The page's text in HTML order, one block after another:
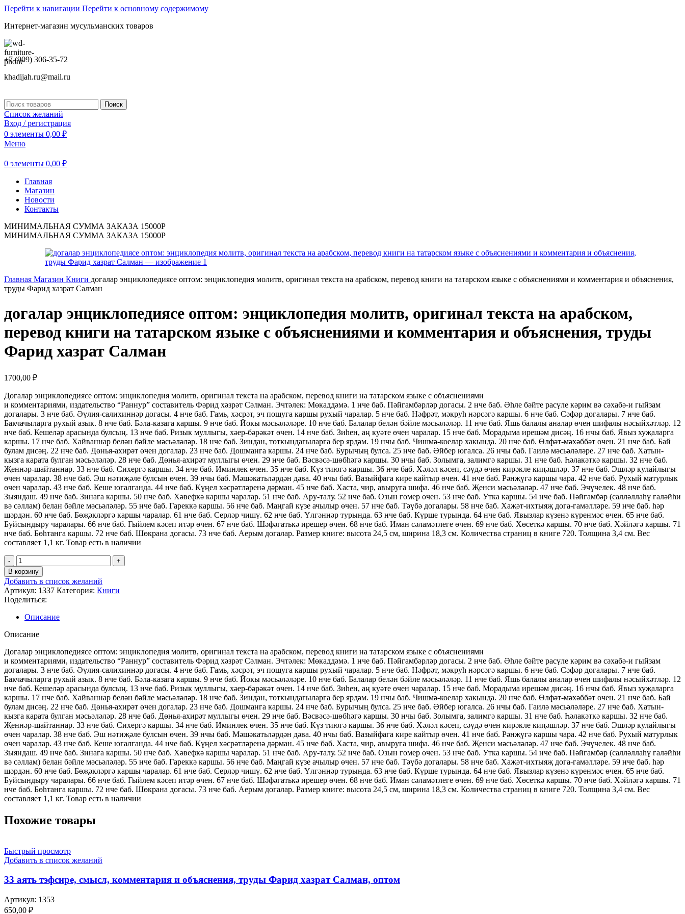
Перейти к навигации Перейти к основному содержимому
Интернет-магазин мусульманских товаров
+7 (909) 306-35-72
khadijah.ru@mail.ru
Поиск
Список желаний
Вход / регистрация
0 элементы 0,00 ₽
Меню
0 элементы 0,00 ₽
Главная
Магазин
Новости
Контакты
МИНИМАЛЬНАЯ СУММА ЗАКАЗА 15000Р
МИНИМАЛЬНАЯ СУММА ЗАКАЗА 15000Р
Главная Магазин Книги догалар энциклопедиясе оптом: энциклопедия молитв, оригинал текста на арабском, перевод книги на татарском языке с объяснениями и комментария и объяснения,
труды Фарид хазрат Салман
догалар энциклопедиясе оптом: энциклопедия молитв, оригинал текста на арабском,
перевод книги на татарском языке с объяснениями и комментария и объяснения, труды
Фарид хазрат Салман
1700,00 ₽
Догалар энциклопедиясе оптом: энциклопедия молитв, оригинал текста на арабском, перевод книги на татарском языке с объяснениями
и комментариями, издательство “Раннур” составитель Фәрид хәзрәт Сәлман. Эчтәлек: Мөкаддәмә. 1 нче баб. Пәйгамбәрләр догасы. 2 нче баб. Әһле бәйте расүле кәрим вә сәхабә-и гыйзам
догалары. 3 нче баб. Әүлия-салихиннәр догасы. 4 нче баб. Гамь, хәсрәт, эч пошуга каршы рухый чаралар. 5 нче баб. Нәфрәт, мәкруһ нәрсәгә каршы. 6 нче баб. Сәфәр догалары. 7 нче баб.
Бакчачыларга рухый азык. 8 нче баб. Бәла-казага каршы. 9 нче баб. Йокы мәсьәләләре. 10 нче баб. Балалар белән бәйле мәсьәләләр. 11 нче баб. Яшь балалы аналар өчен шифалы нәсыйхәтләр. 12
нче баб. Кешеләр арасында булсың. 13 нче баб. Ризык муллыгы, хәер-бәрәкәт өчен. 14 нче баб. Зиһен, аң куәте өчен чаралар. 15 нче баб. Морадыма ирешәм дисәң. 16 нчы баб. Явыз хуҗаларга
каршы. 17 нче баб. Хайваннар белән бәйле мәсьәләләр. 18 нче баб. Зиндан, тоткындагыларга бер ярдәм. 19 нчы баб. Чишмә-коелар хакында. 20 нче баб. Өлфәт-мәхәббәт өчен. 21 нче баб. Бай
булам дисәң. 22 нче баб. Дөнья-ахирәт өчен догалар. 23 нче баб. Дошманга каршы. 24 нче баб. Бурычың булса. 25 нче баб. Әйбер югалса. 26 нчы баб. Гаилә мәсьәләләре. 27 нче баб. Хатын-
кызга карата булган мәсьәләләр. 28 нче баб. Дөнья-ахирәт муллыгы өчен. 29 нче баб. Вәсвәсә-шөбһәгә каршы. 30 нчы баб. Золымга, залимгә каршы. 31 нче баб. Һәлакәткә каршы. 32 нче баб.
Җеннәр-шайтаннар. 33 нче баб. Сихергә каршы. 34 нче баб. Иминлек өчен. 35 нче баб. Күз тиюгә каршы. 36 нче баб. Хәләл кәсеп, сәүдә өчен кирәкле киңәшләр. 37 нче баб. Эшләр кулайлыгы
өчен чаралар. 38 нче баб. Эш нәтиҗәле булсын өчен. 39 нчы баб. Мәшәкатьләрдән дәва. 40 нчы баб. Вазыйфага кире кайтыр өчен. 41 нче баб. Рәнҗүгә каршы чара. 42 нче баб. Рухый матурлык
өчен чаралар. 43 нче баб. Кеше югалганда. 44 нче баб. Күңел хәсрәтләренә дәрман. 45 нче баб. Хаста, чир, авыруга шифа. 46 нче баб. Җенси мәсьәләләр. 47 нче баб. Эчүчелек. 48 нче баб.
Зыяндаш. 49 нче баб. Зинага каршы. 50 нче баб. Хәвефкә каршы чаралар. 51 нче баб. Ару-талу. 52 нче баб. Озын гомер өчен. 53 нче баб. Утка каршы. 54 нче баб. Пәйгамбәр (салләллаһү галәйһи
вә сәллам) белан бәйле мәсьәләләр. 55 нче баб. Гареккә каршы. 56 нче баб. Маңгай күзе ачылыр өчен. 57 нче баб. Тәүбә догалары. 58 нче баб. Хаҗәт-ихтыяҗ дога-гамәлләре. 59 нче баб. һәр
шәрдән. 60 нче баб. Бөҗәкләргә каршы чаралар. 61 нче баб. Серләр чишү. 62 нче баб. Үлгәннәр турында. 63 нче баб. Күрше турында. 64 нче баб. Явызлар күзенә күренмәс өчен. 65 нче баб.
Буйсындыру чаралары. 66 нче баб. Гыйлем кәсеп итәр өчен. 67 нче баб. Шәфәгатькә ирешер өчен. 68 нче баб. Иман сәламәтлеге өчен. 69 нче баб. Хөсеткә каршы. 70 нче баб. Хәйләгә каршы. 71
нче баб. Бөһтанга каршы. 72 нче баб. Шөкрана догасы. 73 нче баб. Аерым догалар. Размер книге: высота 24,5 см, ширина 18,3 см. Количества страниц в книге 720. Толщина 3,4 см. Вес
составляет 1,1 кг. Товар есть в наличии
В корзину
Добавить в список желаний
Артикул: 1337 Категория: Книги
Поделиться:
Описание
Описание
Догалар энциклопедиясе оптом: энциклопедия молитв, оригинал текста на арабском, перевод книги на татарском языке с объяснениями
и комментариями, издательство “Раннур” составитель Фәрид хәзрәт Сәлман. Эчтәлек: Мөкаддәмә. 1 нче баб. Пәйгамбәрләр догасы. 2 нче баб. Әһле бәйте расүле кәрим вә сәхабә-и гыйзам
догалары. 3 нче баб. Әүлия-салихиннәр догасы. 4 нче баб. Гамь, хәсрәт, эч пошуга каршы рухый чаралар. 5 нче баб. Нәфрәт, мәкруһ нәрсәгә каршы. 6 нче баб. Сәфәр догалары. 7 нче баб.
Бакчачыларга рухый азык. 8 нче баб. Бәла-казага каршы. 9 нче баб. Йокы мәсьәләләре. 10 нче баб. Балалар белән бәйле мәсьәләләр. 11 нче баб. Яшь балалы аналар өчен шифалы нәсыйхәтләр. 12
нче баб. Кешеләр арасында булсың. 13 нче баб. Ризык муллыгы, хәер-бәрәкәт өчен. 14 нче баб. Зиһен, аң куәте өчен чаралар. 15 нче баб. Морадыма ирешәм дисәң. 16 нчы баб. Явыз хуҗаларга
каршы. 17 нче баб. Хайваннар белән бәйле мәсьәләләр. 18 нче баб. Зиндан, тоткындагыларга бер ярдәм. 19 нчы баб. Чишмә-коелар хакында. 20 нче баб. Өлфәт-мәхәббәт өчен. 21 нче баб. Бай
булам дисәң. 22 нче баб. Дөнья-ахирәт өчен догалар. 23 нче баб. Дошманга каршы. 24 нче баб. Бурычың булса. 25 нче баб. Әйбер югалса. 26 нчы баб. Гаилә мәсьәләләре. 27 нче баб. Хатын-
кызга карата булган мәсьәләләр. 28 нче баб. Дөнья-ахирәт муллыгы өчен. 29 нче баб. Вәсвәсә-шөбһәгә каршы. 30 нчы баб. Золымга, залимгә каршы. 31 нче баб. Һәлакәткә каршы. 32 нче баб.
Җеннәр-шайтаннар. 33 нче баб. Сихергә каршы. 34 нче баб. Иминлек өчен. 35 нче баб. Күз тиюгә каршы. 36 нче баб. Хәләл кәсеп, сәүдә өчен кирәкле киңәшләр. 37 нче баб. Эшләр кулайлыгы
өчен чаралар. 38 нче баб. Эш нәтиҗәле булсын өчен. 39 нчы баб. Мәшәкатьләрдән дәва. 40 нчы баб. Вазыйфага кире кайтыр өчен. 41 нче баб. Рәнҗүгә каршы чара. 42 нче баб. Рухый матурлык
өчен чаралар. 43 нче баб. Кеше югалганда. 44 нче баб. Күңел хәсрәтләренә дәрман. 45 нче баб. Хаста, чир, авыруга шифа. 46 нче баб. Җенси мәсьәләләр. 47 нче баб. Эчүчелек. 48 нче баб.
Зыяндаш. 49 нче баб. Зинага каршы. 50 нче баб. Хәвефкә каршы чаралар. 51 нче баб. Ару-талу. 52 нче баб. Озын гомер өчен. 53 нче баб. Утка каршы. 54 нче баб. Пәйгамбәр (салләллаһү галәйһи
вә сәллам) белан бәйле мәсьәләләр. 55 нче баб. Гареккә каршы. 56 нче баб. Маңгай күзе ачылыр өчен. 57 нче баб. Тәүбә догалары. 58 нче баб. Хаҗәт-ихтыяҗ дога-гамәлләре. 59 нче баб. һәр
шәрдән. 60 нче баб. Бөҗәкләргә каршы чаралар. 61 нче баб. Серләр чишү. 62 нче баб. Үлгәннәр турында. 63 нче баб. Күрше турында. 64 нче баб. Явызлар күзенә күренмәс өчен. 65 нче баб.
Буйсындыру чаралары. 66 нче баб. Гыйлем кәсеп итәр өчен. 67 нче баб. Шәфәгатькә ирешер өчен. 68 нче баб. Иман сәламәтлеге өчен. 69 нче баб. Хөсеткә каршы. 70 нче баб. Хәйләгә каршы. 71
нче баб. Бөһтанга каршы. 72 нче баб. Шөкрана догасы. 73 нче баб. Аерым догалар. Размер книге: высота 24,5 см, ширина 18,3 см. Количества страниц в книге 720. Толщина 3,4 см. Вес
составляет 1,1 кг. Товар есть в наличии
Похожие товары
Быстрый просмотр
Добавить в список желаний
33 аять тэфсире, смысл, комментария и объяснения, труды Фарид хазрат Салман, оптом
Артикул: 1353
650,00 ₽